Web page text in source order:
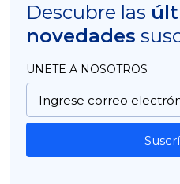
Descubre las
novedades
UNETE A NOSOTROS